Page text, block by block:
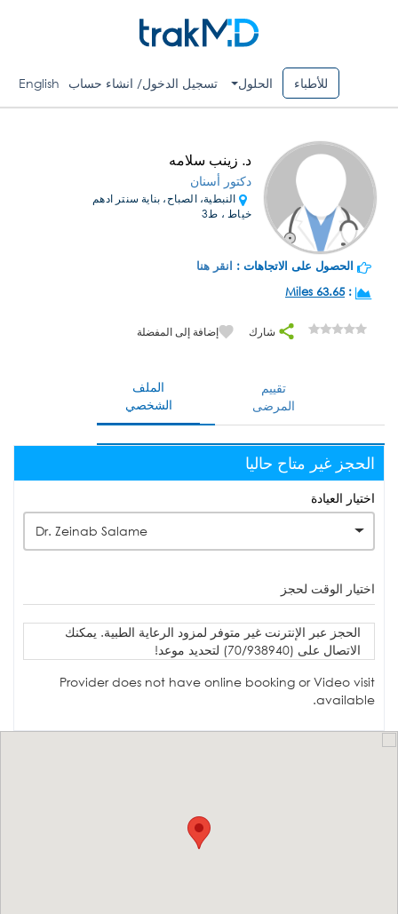
للأطباء الحلول تسجيل الدخول/ انشاء حساب English
د. زينب سلامه
دكتور أسنان
النبطية، الصباح، بناية سنتر ادهم
خياط ، ط3
الحصول على الاتجاهات : انقر هنا
:
63.65 Miles
شارك إضافة إلى المفضلة
الملف
الشخصي
تقييم
المرضى
الحجز غير متاح حاليا
اختيار العيادة
Dr. Zeinab Salame
اختيار الوقت لحجز
الحجز عبر الإنترنت غير متوفر لمزود الرعاية الطبية. يمكنك
الاتصال على (70/938940) لتحديد موعد!
Provider does not have online booking or Video visit
available.